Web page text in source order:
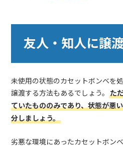
友人・知人に譲
未使用の状態のカセットボンベを
譲渡する方法もあるでしょう。た
ていたもののみであり、状態が悪
分しましょう。
劣悪な環境にあったカセットボン